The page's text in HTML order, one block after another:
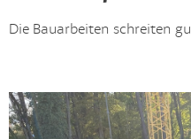
Die Bauarbeiten schreiten